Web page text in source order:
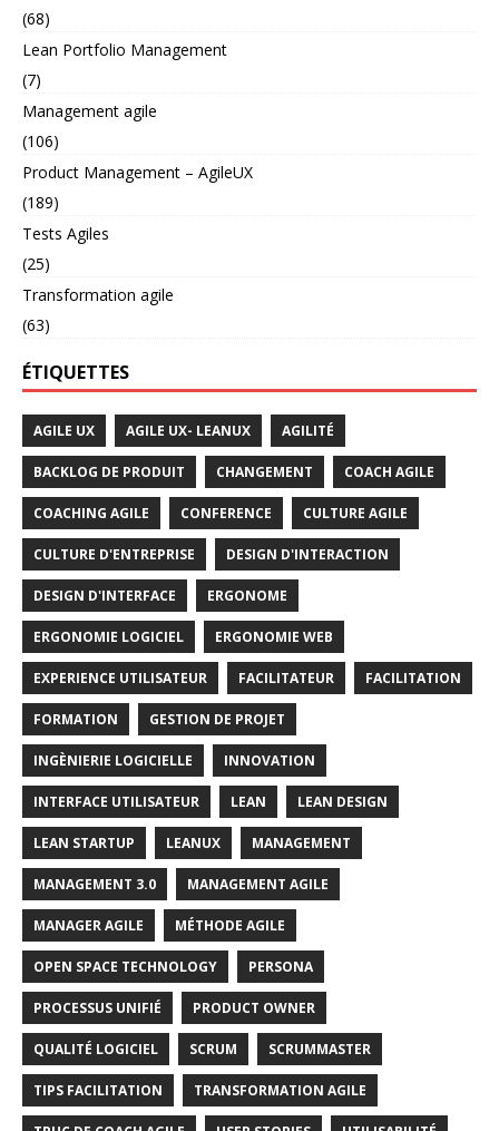
(68)
Lean Portfolio Management
(7)
Management agile
(106)
Product Management – AgileUX
(189)
Tests Agiles
(25)
Transformation agile
(63)
ÉTIQUETTES
AGILE UX AGILE UX- LEANUX AGILITÉ
BACKLOG DE PRODUIT CHANGEMENT COACH AGILE
COACHING AGILE CONFERENCE CULTURE AGILE
CULTURE D'ENTREPRISE DESIGN D'INTERACTION
DESIGN D'INTERFACE ERGONOME
ERGONOMIE LOGICIEL ERGONOMIE WEB
EXPERIENCE UTILISATEUR FACILITATEUR FACILITATION
FORMATION GESTION DE PROJET
INGÈNIERIE LOGICIELLE INNOVATION
INTERFACE UTILISATEUR LEAN LEAN DESIGN
LEAN STARTUP LEANUX MANAGEMENT
MANAGEMENT 3.0 MANAGEMENT AGILE
MANAGER AGILE MÉTHODE AGILE
OPEN SPACE TECHNOLOGY PERSONA
PROCESSUS UNIFIÉ PRODUCT OWNER
QUALITÉ LOGICIEL SCRUM SCRUMMASTER
TIPS FACILITATION TRANSFORMATION AGILE